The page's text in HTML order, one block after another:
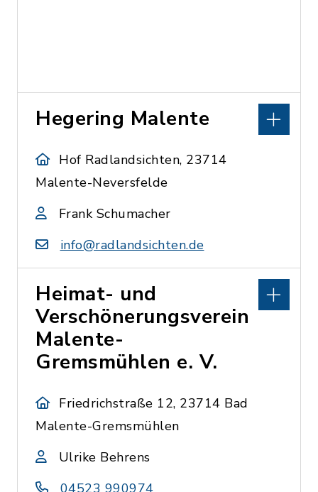
Hegering Malente
Hof Radlandsichten, 23714
Malente-Neversfelde
Frank Schumacher
info@radlandsichten.de
Heimat- und
Verschönerungsverein
Malente-
Gremsmühlen e. V.
Friedrichstraße 12, 23714 Bad
Malente-Gremsmühlen
Ulrike Behrens
04523 990974